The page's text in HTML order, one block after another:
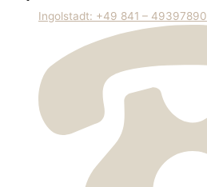
Ingolstadt: +49 841 – 49397890